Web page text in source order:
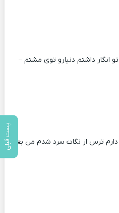
پست قبلی
تو انگار داشتم دنیارو توی مشتم –
ترس از نگات سرد شدم من بعد